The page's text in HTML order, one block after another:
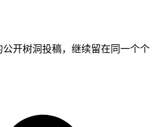
开树洞投稿，继续留在同一个个